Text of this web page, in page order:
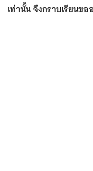
เท่านั้น จึงกราบเรียนข